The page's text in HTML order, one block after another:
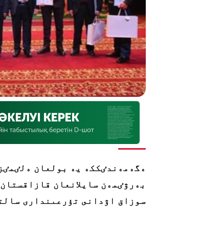
ەگەمەندٸككە يە بولعان
بەرۋٸمەن سايلانعان
سوزاق اۋدانى تۇرعىندارى